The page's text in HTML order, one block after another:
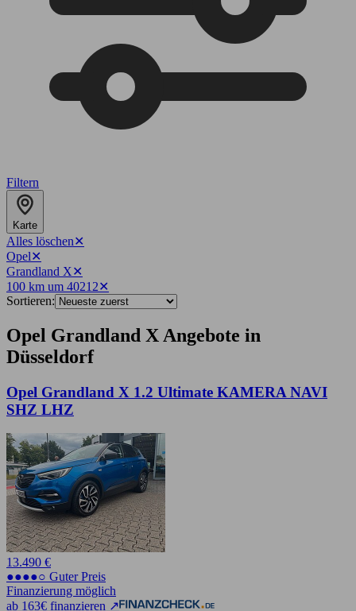
Filtern
Karte
Alles löschen✕
Opel✕
Grandland X✕
100 km um 40212✕
Sortieren:
Opel Grandland X Angebote in
Düsseldorf
Opel Grandland X 1.2 Ultimate KAMERA NAVI
SHZ LHZ
13.490 €
●●●●○ Guter Preis
Finanzierung möglich
ab 163€ finanzieren ↗